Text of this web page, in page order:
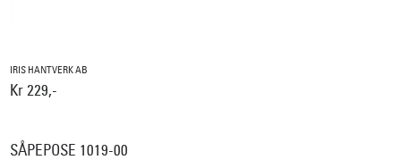
IRIS HANTVERK AB
Kr 229,-
SÅPEPOSE 1019-00